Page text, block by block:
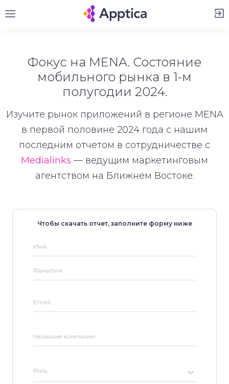
Зарегистрироваться
Фокус на MENA. Состояние
мобильного рынка в 1-м
полугодии 2024.
Изучите рынок приложений в регионе MENA
в первой половине 2024 года с нашим
последним отчетом в сотрудничестве с
Medialinks — ведущим маркетинговым
агентством на Ближнем Востоке.
Чтобы скачать отчет, заполните форму ниже
Имя
Фамилия
Email
Название компании
Роль